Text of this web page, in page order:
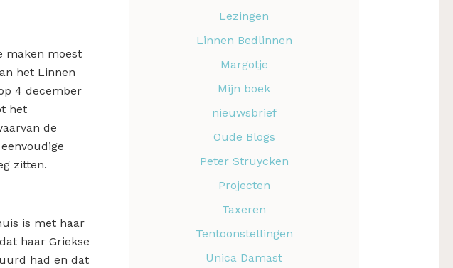
maken moest
het Linnen
4 december
het
de
zitten.
is met haar
haar Griekse
had en dat
Lezingen
Linnen Bedlinnen
Margotje
Mijn boek
nieuwsbrief
Oude Blogs
Peter Struycken
Projecten
Taxeren
Tentoonstellingen
Unica Damast